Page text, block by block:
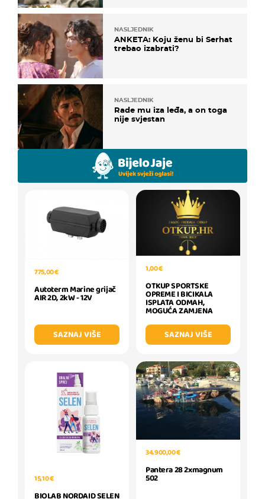
NASLJEDNIK
ANKETA: Koju ženu bi Serhat
trebao izabrati?
NASLJEDNIK
Rade mu iza leđa, a on toga
nije svjestan
775,00 €
Autoterm Marine grijač
AIR 2D, 2kW - 12V
SAZNAJ VIŠE
1,00 €
OTKUP SPORTSKE
OPREME I BICIKALA
ISPLATA ODMAH,
MOGUĆA ZAMJENA
SAZNAJ VIŠE
15,10 €
BIOLAB NORDAID SELEN
34.900,00 €
Pantera 28 2xmagnum
502